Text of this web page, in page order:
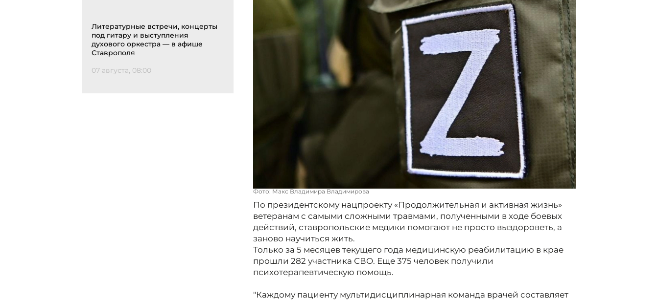
Литературные встречи, концерты
под гитару и выступления
духового оркестра — в афише
Ставрополя
07 августа, 08:00
Фото: Макс Владимира Владимирова
По президентскому нацпроекту «Продолжительная и активная жизнь»
ветеранам с самыми сложными травмами, полученными в ходе боевых
действий, ставропольские медики помогают не просто выздороветь, а
заново научиться жить.
Только за 5 месяцев текущего года медицинскую реабилитацию в крае
прошли 282 участника СВО. Еще 375 человек получили
психотерапевтическую помощь.
"Каждому пациенту мультидисциплинарная команда врачей составляет